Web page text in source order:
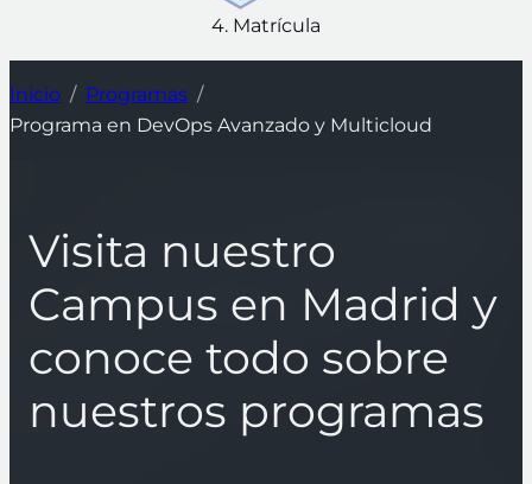
4. Matrícula
Inicio
Programas
Programa en DevOps Avanzado y Multicloud
Visita nuestro
Campus en Madrid y
conoce todo sobre
nuestros programas